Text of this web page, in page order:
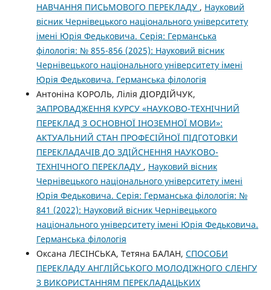
НАВЧАННЯ ПИСЬМОВОГО ПЕРЕКЛАДУ , Науковий
вісник Чернівецького національного університету
імені Юрія Федьковича. Серія: Германська
філологія: № 855-856 (2025): Науковий вісник
Чернівецького національного університету імені
Юрія Федьковича. Германська філологія
Антоніна КОРОЛЬ, Лілія ДІОРДІЙЧУК,
ЗАПРОВАДЖЕННЯ КУРСУ «НАУКОВО-ТЕХНІЧНИЙ
ПЕРЕКЛАД З ОСНОВНОЇ ІНОЗЕМНОЇ МОВИ»:
АКТУАЛЬНИЙ СТАН ПРОФЕСІЙНОЇ ПІДГОТОВКИ
ПЕРЕКЛАДАЧІВ ДО ЗДІЙСНЕННЯ НАУКОВО-
ТЕХНІЧНОГО ПЕРЕКЛАДУ , Науковий вісник
Чернівецького національного університету імені
Юрія Федьковича. Серія: Германська філологія: №
841 (2022): Науковий вісник Чернівецького
національного університету імені Юрія Федьковича.
Германська філологія
Оксана ЛЕСІНСЬКА, Тетяна БАЛАН, СПОСОБИ
ПЕРЕКЛАДУ АНГЛІЙСЬКОГО МОЛОДІЖНОГО СЛЕНГУ
З ВИКОРИСТАННЯМ ПЕРЕКЛАДАЦЬКИХ